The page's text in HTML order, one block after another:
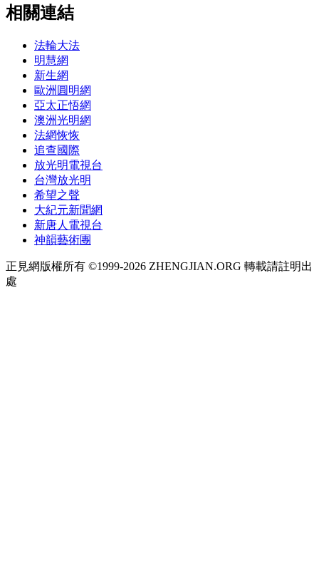
相關連結
法輪大法
明慧網
新生網
歐洲圓明網
亞太正悟網
澳洲光明網
法網恢恢
追查國際
放光明電視台
台灣放光明
希望之聲
大紀元新聞網
新唐人電視台
神韻藝術團
正見網版權所有 ©1999-2026 ZHENGJIAN.ORG 轉載請註明出
處